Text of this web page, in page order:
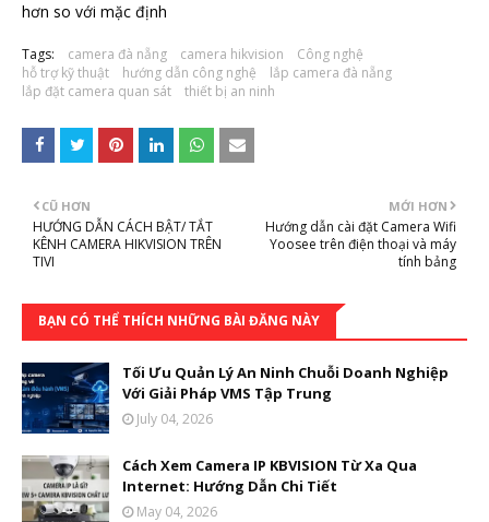
hơn so với mặc định
Tags: camera đà nẵng camera hikvision
Công nghệ
hỗ trợ kỹ thuật
hướng dẫn công nghệ
lắp camera đà nẵng
lắp đặt camera quan sát
thiết bị an ninh
MỚI HƠN
Hướng dẫn cài đặt Camera Wifi
Yoosee trên điện thoại và máy
tính bảng
CŨ HƠN
HƯỚNG DẪN CÁCH BẬT/ TẮT
KÊNH CAMERA HIKVISION TRÊN
TIVI
BẠN CÓ THỂ THÍCH NHỮNG BÀI ĐĂNG NÀY
Tối Ưu Quản Lý An Ninh Chuỗi Doanh Nghiệp
Với Giải Pháp VMS Tập Trung
July 04, 2026
Cách Xem Camera IP KBVISION Từ Xa Qua
Internet: Hướng Dẫn Chi Tiết
May 04, 2026